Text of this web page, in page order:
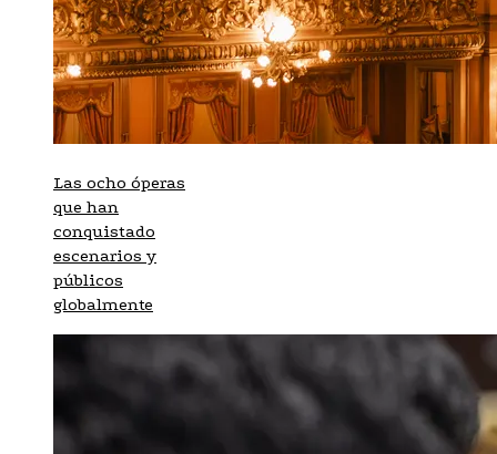
Las ocho óperas
que han
conquistado
escenarios y
públicos
globalmente